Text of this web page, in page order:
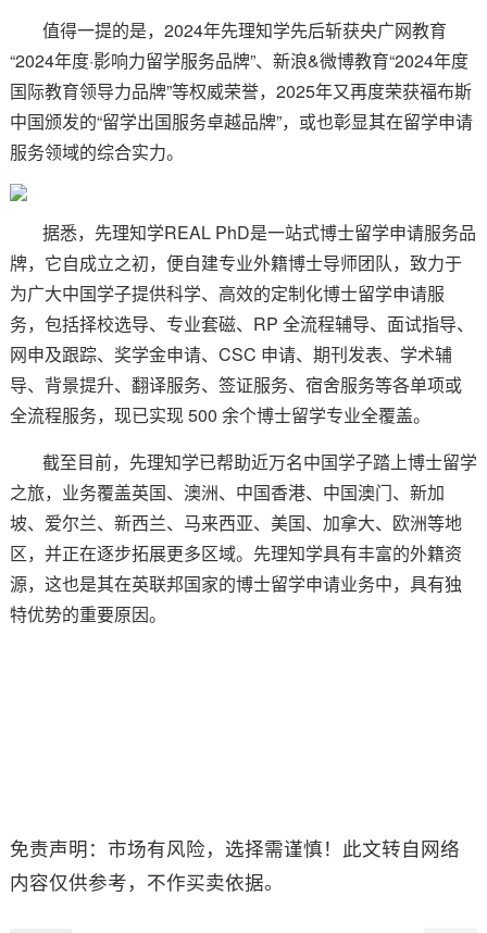
值得一提的是，2024年先理知学先后斩获央广网教育
“2024年度·影响力留学服务品牌”、新浪&微博教育“2024年度
国际教育领导力品牌”等权威荣誉，2025年又再度荣获福布斯
中国颁发的“留学出国服务卓越品牌”，或也彰显其在留学申请
服务领域的综合实力。
据悉，先理知学REAL PhD是一站式博士留学申请服务品
牌，它自成立之初，便自建专业外籍博士导师团队，致力于
为广大中国学子提供科学、高效的定制化博士留学申请服
务，包括择校选导、专业套磁、RP 全流程辅导、面试指导、
网申及跟踪、奖学金申请、CSC 申请、期刊发表、学术辅
导、背景提升、翻译服务、签证服务、宿舍服务等各单项或
全流程服务，现已实现 500 余个博士留学专业全覆盖。
截至目前，先理知学已帮助近万名中国学子踏上博士留学
之旅，业务覆盖英国、澳洲、中国香港、中国澳门、新加
坡、爱尔兰、新西兰、马来西亚、美国、加拿大、欧洲等地
区，并正在逐步拓展更多区域。先理知学具有丰富的外籍资
源，这也是其在英联邦国家的博士留学申请业务中，具有独
特优势的重要原因。
免责声明：市场有风险，选择需谨慎！此文转自网络
内容仅供参考，不作买卖依据。